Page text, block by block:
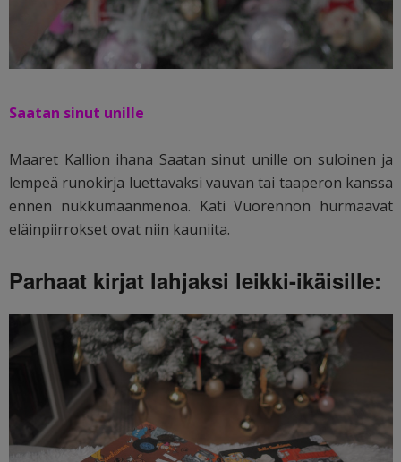
Saatan sinut unille
Maaret Kallion ihana Saatan sinut unille on suloinen ja
lempeä runokirja luettavaksi vauvan tai taaperon kanssa
ennen nukkumaanmenoa. Kati Vuorennon hurmaavat
eläinpiirrokset ovat niin kauniita.
Parhaat kirjat lahjaksi leikki-ikäisille: